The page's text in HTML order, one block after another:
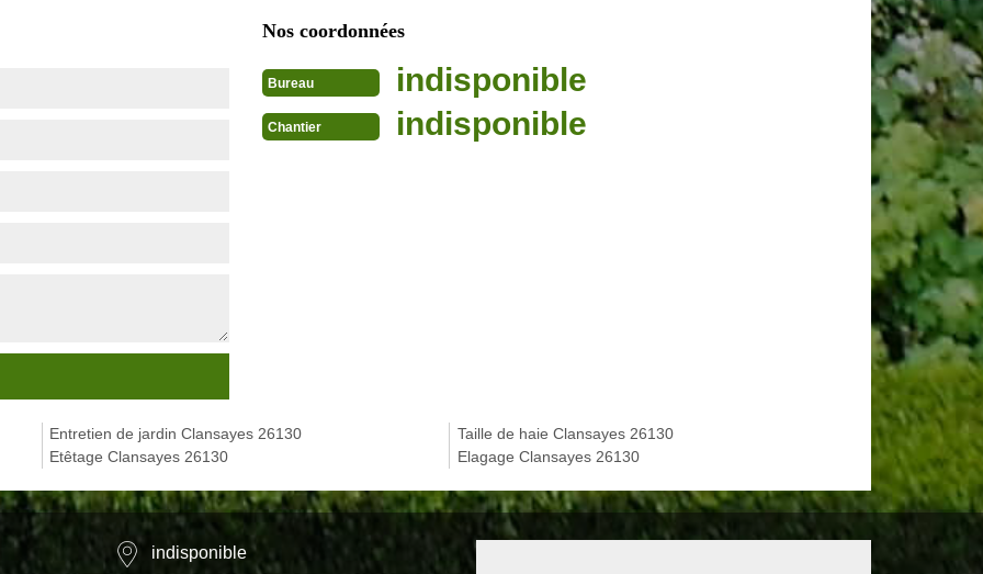
Nos coordonnées
Bureau indisponible
Chantier indisponible
Entretien de jardin Clansayes 26130
Etêtage Clansayes 26130
Taille de haie Clansayes 26130
Elagage Clansayes 26130
indisponible